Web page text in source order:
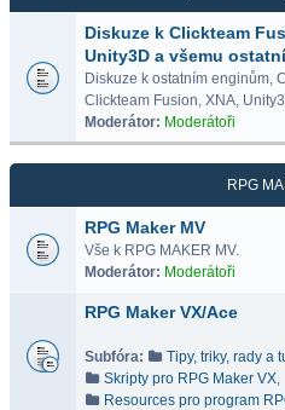
Diskuze k Clickteam
Unity3D a všemu
Diskuze k ostatním enginům,
Clickteam Fusion, XNA,
Moderátor: Moderátoři
RPG
RPG Maker MV
Vše k RPG MAKER MV.
Moderátor: Moderátoři
RPG Maker VX/Ace
Subfóra: Tipy, triky, rady a
Skripty pro RPG Maker VX,
Resources pro program